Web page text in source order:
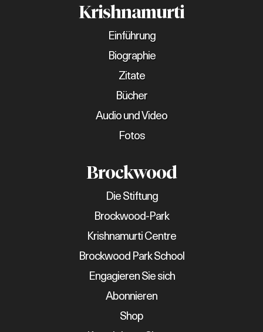
Krishnamurti
Einführung
Biographie
Zitate
Bücher
Audio und Video
Fotos
Brockwood
Die Stiftung
Brockwood-Park
Krishnamurti Centre
Brockwood Park School
Engagieren Sie sich
Abonnieren
Shop